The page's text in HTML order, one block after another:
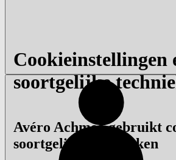
Cookieinstellingen
soortgelijke
Avéro Achmea gebruikt
soortgelijke technieken